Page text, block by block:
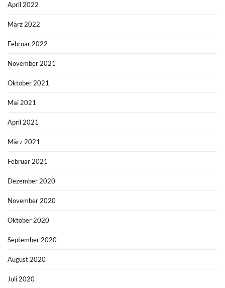
April 2022
März 2022
Februar 2022
November 2021
Oktober 2021
Mai 2021
April 2021
März 2021
Februar 2021
Dezember 2020
November 2020
Oktober 2020
September 2020
August 2020
Juli 2020